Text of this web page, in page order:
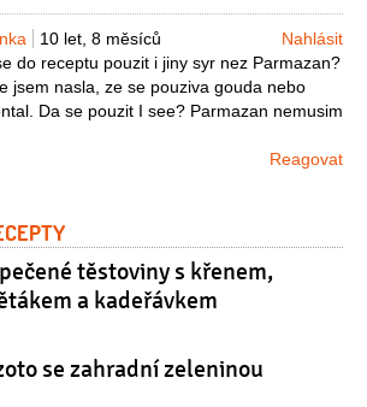
10 let, 8 měsíců
Nahlásit
do receptu pouzit i jiny syr nez Parmazan?
jsem nasla, ze se pouziva gouda nebo
Da se pouzit I see? Parmazan nemusim
Reagovat
těstoviny s křenem,
a kadeřávkem
se zahradní zeleninou